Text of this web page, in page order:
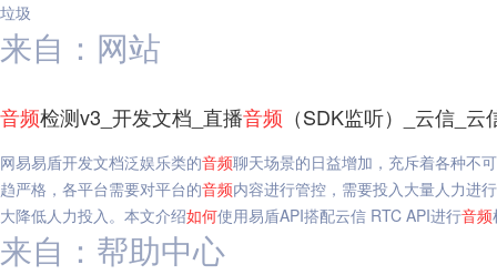
垃圾
来自：网站
音频检测v3_开发文档_直播音频 （SDK监听）_云信_
网易易盾开发文档泛娱乐类的音频聊天场景的日益增加，充斥着各种不
趋严格，各平台需要对平台的音频内容进行管控，需要投入大量人力进
大降低人力投入。本文介绍如何使用易盾API搭配云信 RTC API进行音频
来自：帮助中心